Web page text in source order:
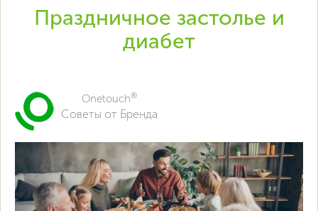
Праздничное застолье и
диабет
Onetouch®
Советы от Бренда